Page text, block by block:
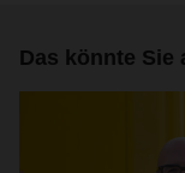
Das könnte Sie